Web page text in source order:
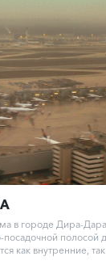
в городе Дира-
посадочной полосой
как внутренние,